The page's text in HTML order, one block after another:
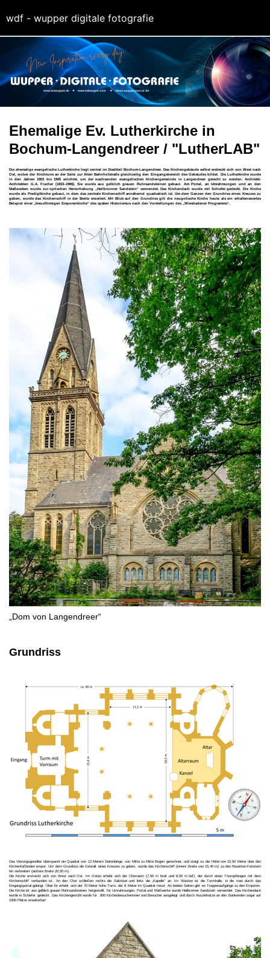
Ehemalige Ev. Lutherkirche in
Bochum-Langendreer / "LutherLAB"
Die ehemalige evangelische Lutherkirche liegt zentral im Stadtteil Bochum-Langendreer. Das Kirchengebäude selbst erstreckt sich von West nach
Ost, wobei der Kirchturm an der Seite zur Alten Bahnhofstraße gleichzeitig den Eingangsbereich des Gebäudes bildet. Die Lutherkirche wurde
in den Jahren 1903 bis 1905 errichtet, um der wachsenden evangelischen Kirchengemeinde in Langendreer gerecht zu werden. Architekt:
Architekten G.A. Fischer (1833–1906). Sie wurde aus gelblich grauen Ruhrsandsteinen gebaut. Am Portal, an Umrahmungen und an den
Maßwerken wurde zur optischen Hervorhebung „Heilbronner Sandstein“ verwendet. Das Kirchendach wurde mit Schiefer gedeckt. Die Kirche
wurde als Predigtkirche gebaut, in dem das zentrale Kirchenschiff annähernd quadratisch ist. Um dem Ganzen den Grundriss eines Kreuzes zu
geben, wurde das Kirchenschiff in der Breite erweitert. Mit Blick auf den Grundriss gilt die neugotische Kirche heute als ein erhaltenswertes
Beispiel einer „kreuzförmigen Emporenkirche“ des späten Historismus nach den Vorstellungen des „Wiesbadener Programms“.
„Dom von Langendreer“
Grundriss
Das Vierungsgewölbe überspannt ein Quadrat von 12 Metern Seitenlänge, von Mitte zu Mitte Bogen gerechnet, und steigt zu der Höhe von 15,50 Meter über den
Kirchenfußboden empor. Um dem Grundriss die Gestalt eines Kreuzes zu geben, wurde das Kirchenschiff (innere Breite von 15,40 m) zu den Rosetten-Fenstern
hin verbreitert (äußere Breite 20,50 m).
Die Kirche erstreckt sich von West nach Ost. Im Osten erhebt sich der Chorraum (7,50 m breit und 8,50 m tief), der durch einen Triumphbogen mit dem
Kirchenschiff verbunden ist. An den Chor schließen rechts die Sakristei und links die „Kapelle“ an. Im Westen ist die Turmhalle, in die man durch das
Eingangsportal gelangt. Über ihr erhebt sich der 70 Meter hohe Turm, der 8 Meter im Quadrat misst. An beiden Seiten gibt es Treppenaufgänge zu den Emporen.
Die Kirche ist aus gelblich grauen Ruhrsandsteinen hergestellt, für Umrahmungen, Portal und Maßwerke wurde Heilbronner Sandstein verwendet. Das Kirchendach
wurde in Schiefer gedeckt. Das Kirchengestühl wurde für 800 Kirchenbesucherinnen und Besucher ausgelegt und durch Ausziehsitze an den Bankenden sogar auf
1000 Plätze erweiterbar!
wdf - wupper digitale fotografie